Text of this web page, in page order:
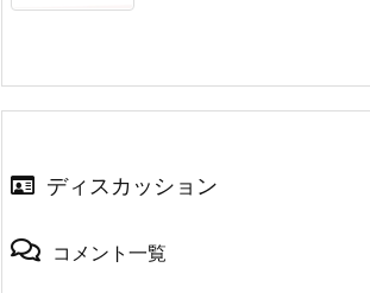
ディスカッション
コメント一覧